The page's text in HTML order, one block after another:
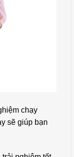
chạy
sẽ giúp bạn